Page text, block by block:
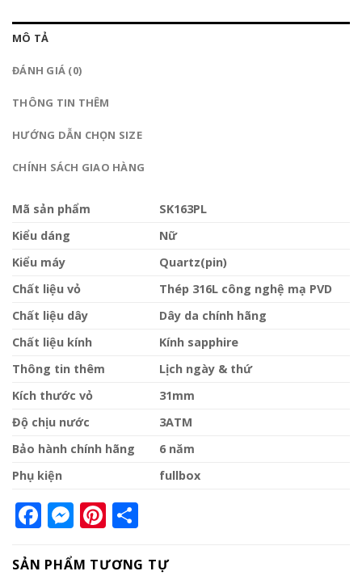
MÔ TẢ
ĐÁNH GIÁ (0)
THÔNG TIN THÊM
HƯỚNG DẪN CHỌN SIZE
CHÍNH SÁCH GIAO HÀNG
Mã sản phẩm
SK163PL
Kiểu dáng
Nữ
Kiểu máy
Quartz(pin)
Chất liệu vỏ
Thép 316L công nghệ mạ PVD
Chất liệu dây
Dây da chính hãng
Chất liệu kính
Kính sapphire
Thông tin thêm
Lịch ngày & thứ
Kích thước vỏ
31mm
Độ chịu nước
3ATM
Bảo hành chính hãng
6 năm
Phụ kiện
fullbox
Facebook
Messenger
Pinterest
SẢN PHẨM TƯƠNG TỰ